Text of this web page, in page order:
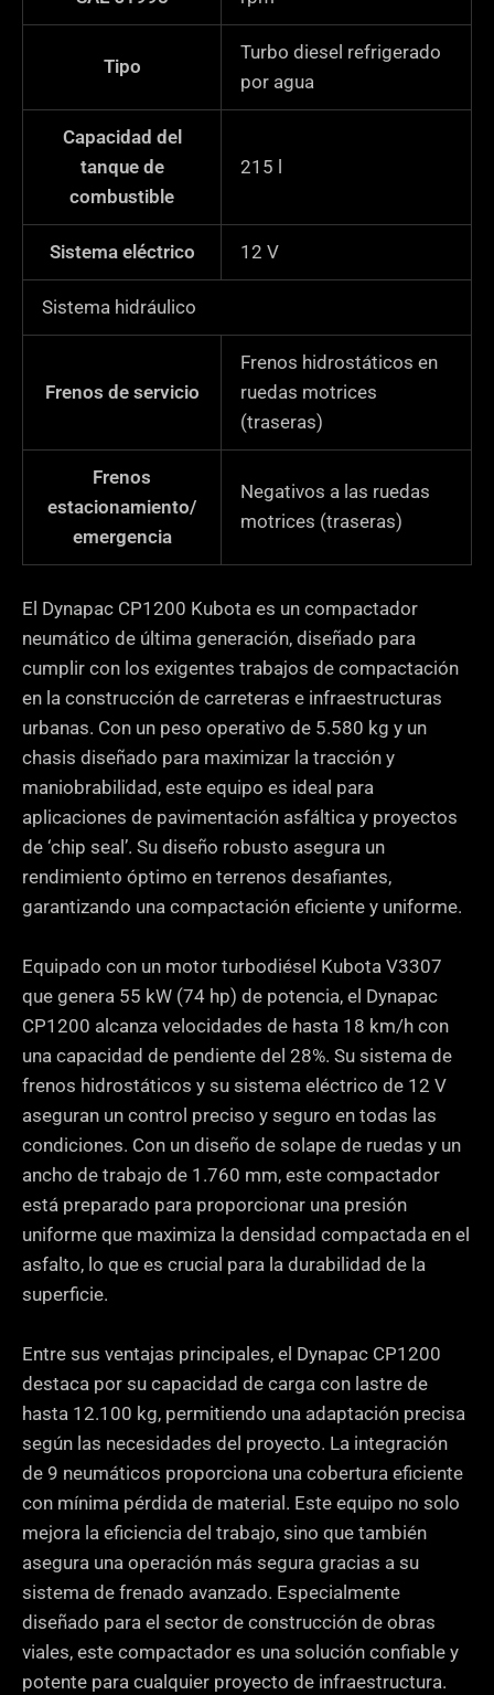
Tipo
Turbo diesel refrigerado
por agua
Capacidad del
tanque de
combustible
215
Sistema eléctrico 12 V
Sistema hidráulico
Frenos de servicio
Frenos hidrostáticos en
ruedas motrices
(traseras)
Frenos
estacionamiento/
emergencia
Negativos a las ruedas
motrices (traseras)
El Dynapac CP1200 Kubota es un compactador
neumático de última generación, diseñado para
cumplir con los exigentes trabajos de compactación
en la construcción de carreteras e infraestructuras
urbanas. Con un peso operativo de 5.580 kg y un
chasis diseñado para maximizar la tracción y
maniobrabilidad, este equipo es ideal para
aplicaciones de pavimentación asfáltica y proyectos
de ‘chip seal’. Su diseño robusto asegura un
rendimiento óptimo en terrenos desafiantes,
garantizando una compactación eficiente y uniforme.
Equipado con un motor turbodiésel Kubota V3307
que genera 55 kW (74 hp) de potencia, el Dynapac
CP1200 alcanza velocidades de hasta 18 km/h con
una capacidad de pendiente del 28%. Su sistema de
frenos hidrostáticos y su sistema eléctrico de 12 V
aseguran un control preciso y seguro en todas las
condiciones. Con un diseño de solape de ruedas y un
ancho de trabajo de 1.760 mm, este compactador
está preparado para proporcionar una presión
uniforme que maximiza la densidad compactada en el
asfalto, lo que es crucial para la durabilidad de la
superficie.
Entre sus ventajas principales, el Dynapac CP1200
destaca por su capacidad de carga con lastre de
hasta 12.100 kg, permitiendo una adaptación precisa
según las necesidades del proyecto. La integración
de 9 neumáticos proporciona una cobertura eficiente
con mínima pérdida de material. Este equipo no solo
mejora la eficiencia del trabajo, sino que también
asegura una operación más segura gracias a su
sistema de frenado avanzado. Especialmente
diseñado para el sector de construcción de obras
viales, este compactador es una solución confiable y
potente para cualquier proyecto de infraestructura.